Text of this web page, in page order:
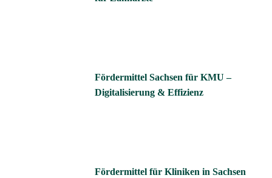
Fördermittel Sachsen für KMU –
Digitalisierung & Effizienz
Fördermittel für Kliniken in Sachsen